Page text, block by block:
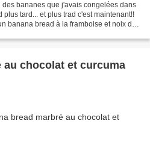
bananes que j'avais congelées dans
tard... et plus trad c'est maintenant!!
banana bread à la framboise et noix de
au chocolat et curcuma